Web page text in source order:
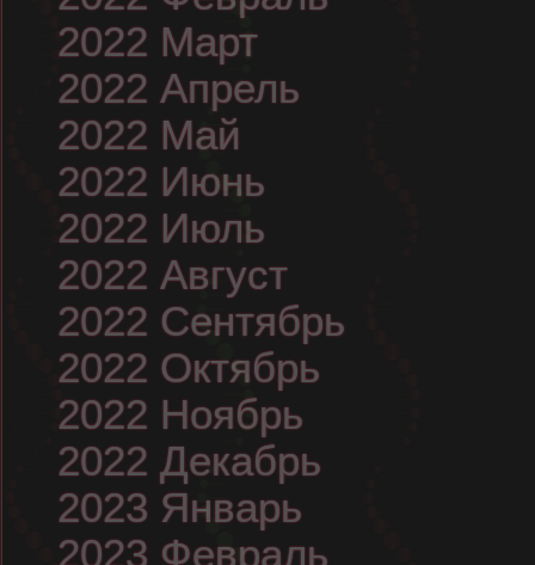
2022 Март
2022 Апрель
2022 Май
2022 Июнь
2022 Июль
2022 Август
2022 Сентябрь
2022 Октябрь
2022 Ноябрь
2022 Декабрь
2023 Январь
2023 Февраль